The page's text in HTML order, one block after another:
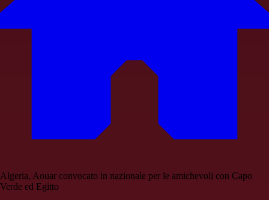
Algeria, Aouar convocato in nazionale per le amichevoli con Capo
Verde ed Egitto